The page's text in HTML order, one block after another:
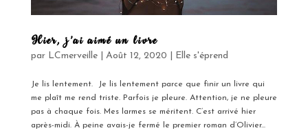
Hier, j’ai aimé un livre
par LCmerveille| Août 12, 2020 Elle s'éprend
Je lis lentement. Je lis lentement parce que finir un livre qui
me plaît me rend triste. Parfois je pleure. Attention, je ne pleure
pas à chaque fois. Mes larmes se méritent. C’est arrivé hier
après-midi. À peine avais-je fermé le premier roman d’Olivier...